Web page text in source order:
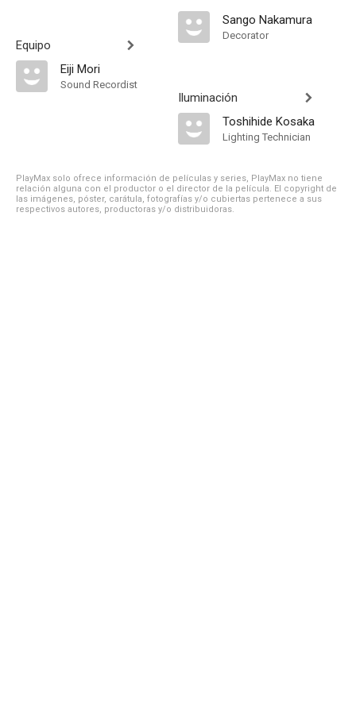
Equipo
Eiji Mori
Sound Recordist
Sango Nakamura
Decorator
Iluminación
Toshihide Kosaka
Lighting Technician
PlayMax solo ofrece información de películas y series, PlayMax no tiene
relación alguna con el productor o el director de la película. El copyright de
las imágenes, póster, carátula, fotografías y/o cubiertas pertenece a sus
respectivos autores, productoras y/o distribuidoras.